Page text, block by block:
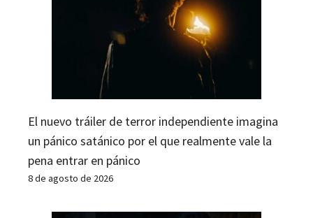
El nuevo tráiler de terror independiente imagina
un pánico satánico por el que realmente vale la
pena entrar en pánico
8 de agosto de 2026